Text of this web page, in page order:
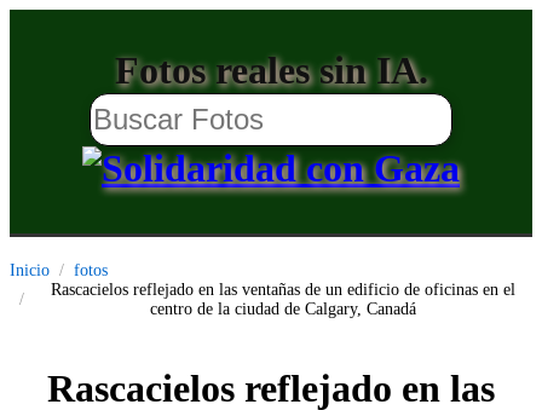
Fotos reales sin IA.
Inicio
fotos
Rascacielos reflejado en las ventañas de un edificio de oficinas en el
centro de la ciudad de Calgary, Canadá
Rascacielos reflejado en las